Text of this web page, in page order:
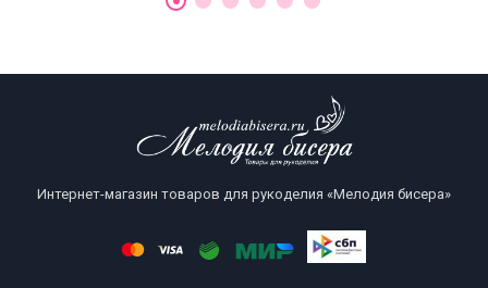
Интернет-магазин товаров для рукоделия «Мелодия бисера»